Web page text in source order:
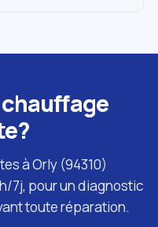
à Orly (94310)
7j, pour un diagnostic
toute réparation.